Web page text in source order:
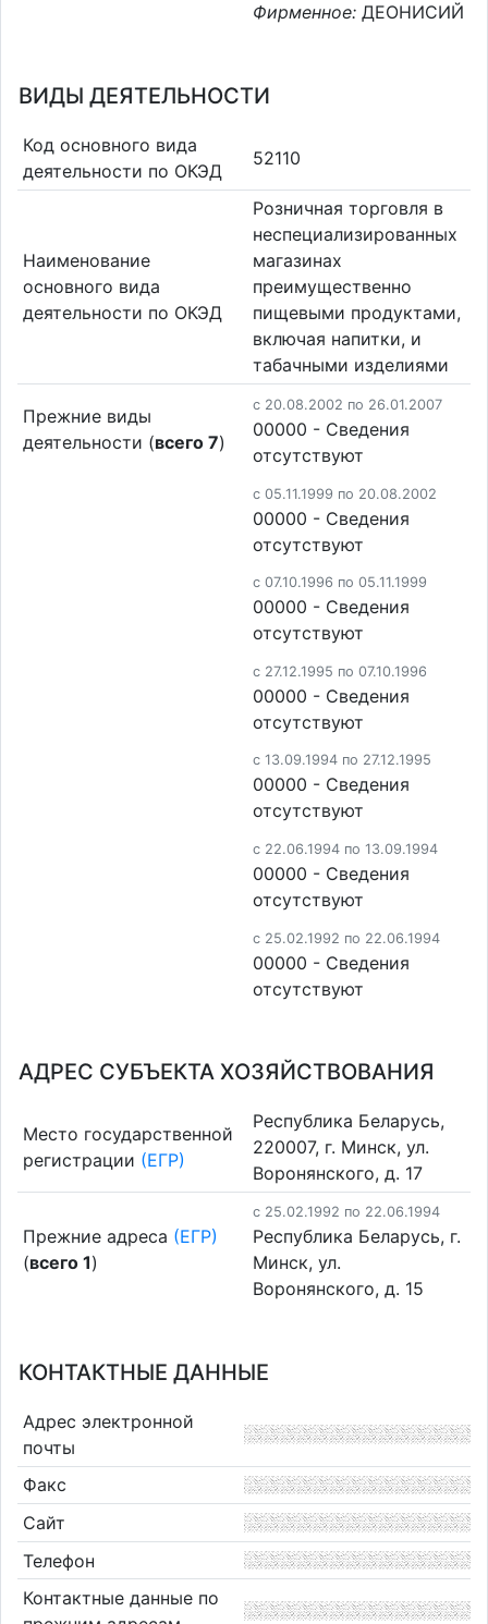
Фирменное: ДЕОНИСИЙ
ВИДЫ ДЕЯТЕЛЬНОСТИ
Код основного вида
деятельности по ОКЭД
52110
Наименование
основного вида
деятельности по ОКЭД
Розничная торговля в
неспециализированных
магазинах
преимущественно
пищевыми продуктами,
включая напитки, и
табачными изделиями
Прежние виды
деятельности (всего 7)
c 20.08.2002 по 26.01.2007
00000 - Cведения
отсутствуют
c 05.11.1999 по 20.08.2002
00000 - Cведения
отсутствуют
c 07.10.1996 по 05.11.1999
00000 - Cведения
отсутствуют
c 27.12.1995 по 07.10.1996
00000 - Cведения
отсутствуют
c 13.09.1994 по 27.12.1995
00000 - Cведения
отсутствуют
c 22.06.1994 по 13.09.1994
00000 - Cведения
отсутствуют
c 25.02.1992 по 22.06.1994
00000 - Cведения
отсутствуют
АДРЕС СУБЪЕКТА ХОЗЯЙСТВОВАНИЯ
Место государственной
регистрации (ЕГР)
Республика Беларусь,
220007, г. Минск, ул.
Воронянского, д. 17
Прежние адреса (ЕГР)
(всего 1)
c 25.02.1992 по 22.06.1994
Республика Беларусь, г.
Минск, ул.
Воронянского, д. 15
КОНТАКТНЫЕ ДАННЫЕ
Адрес электронной
почты
Факс
Сайт
Телефон
Контактные данные по